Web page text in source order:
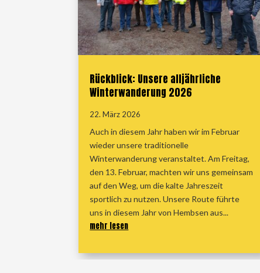
Rückblick: Unsere alljährliche
Winterwanderung 2026
22. März 2026
Auch in diesem Jahr haben wir im Februar
wieder unsere traditionelle
Winterwanderung veranstaltet. Am Freitag,
den 13. Februar, machten wir uns gemeinsam
auf den Weg, um die kalte Jahreszeit
sportlich zu nutzen. Unsere Route führte
uns in diesem Jahr von Hembsen aus...
mehr lesen